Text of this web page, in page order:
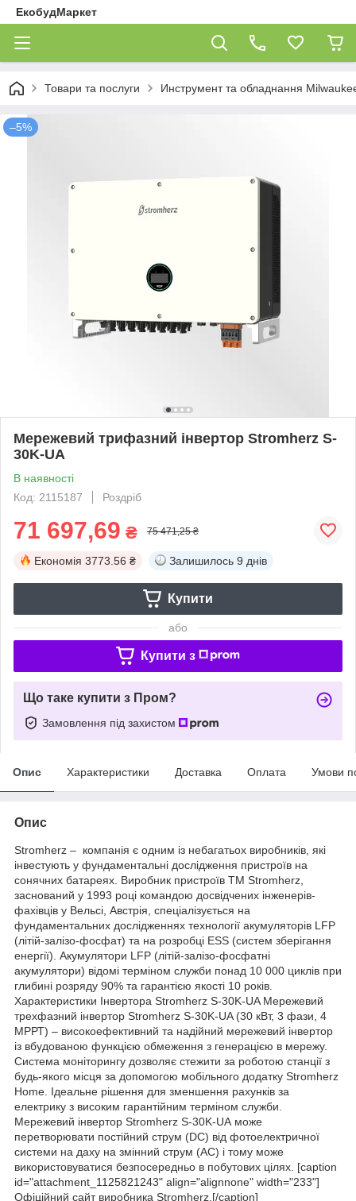
ЕкобудМаркет
Товари та послуги Инструмент та обладнання
–5%
Мережевий трифазний інвертор Stromherz S-
30K-UA
В наявності
Код: 2115187
Роздріб
71 697,69 ₴ 75 471,25 ₴
Економія 3773.56 ₴ Залишилось 9 днів
Купити
або
Купити з
Що таке купити з Пром?
Замовлення під захистом
Опис Характеристики Доставка Оплата Умови
Опис
Stromherz – компанія є одним із небагатьох виробників, які
інвестують у фундаментальні дослідження пристроїв на
сонячних батареях. Виробник пристроїв TM Stromherz,
заснований у 1993 році командою досвідчених інженерів-
фахівців у Вельсі, Австрія, спеціалізується на
фундаментальних дослідженнях технології акумуляторів LFP
(літій-залізо-фосфат) та на розробці ESS (систем зберігання
енергії). Акумулятори LFP (літій-залізо-фосфатні
акумулятори) відомі терміном служби понад 10 000 циклів при
глибині розряду 90% та гарантією якості 10 років.
Характеристики Інвертора Stromherz S-30K-UA Мережевий
трехфазний інвертор Stromherz S-30K-UA (30 кВт, 3 фази, 4
МРРТ) – високоефективний та надійний мережевий інвертор
із вбудованою функцією обмеження з генерацією в мережу.
Система моніторингу дозволяє стежити за роботою станції з
будь-якого місця за допомогою мобільного додатку Stromherz
Home. Ідеальне рішення для зменшення рахунків за
електрику з високим гарантійним терміном служби.
Мережевий інвертор Stromherz S-30K-UA може
перетворювати постійний струм (DC) від фотоелектричної
системи на даху на змінний струм (AC) і тому може
використовуватися безпосередньо в побутових цілях. [caption
id="attachment_1125821243" align="alignnone" width="233"]
Офіційний сайт виробника Stromherz.[/caption]